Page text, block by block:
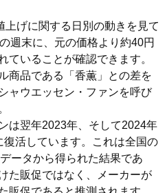
げに関する日別の動きを見て
週末に、元の価格より約40円
ていることが確認できます。
商品である「香薫」との差を
ャウエッセン・ファンを呼び
は翌年2023年、そして2024年
活しています。これは全国の
ータから得られた結果であ
た販促ではなく、メーカーが